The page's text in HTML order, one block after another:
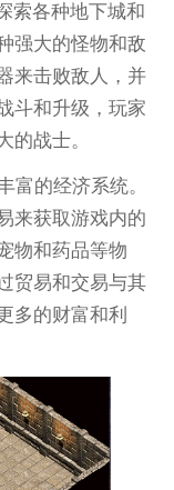
索各种地下城和
强大的怪物和敌
来击败敌人，并
斗和升级，玩家
的战士。
富的经济系统。
来获取游戏内的
物和药品等物
贸易和交易与其
多的财富和利